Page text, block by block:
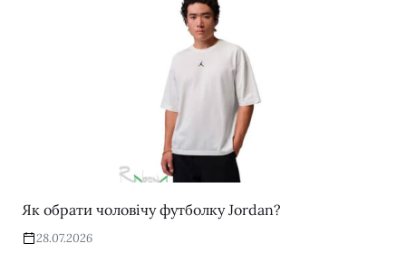
Як обрати чоловічу футболку Jordan?
28.07.2026